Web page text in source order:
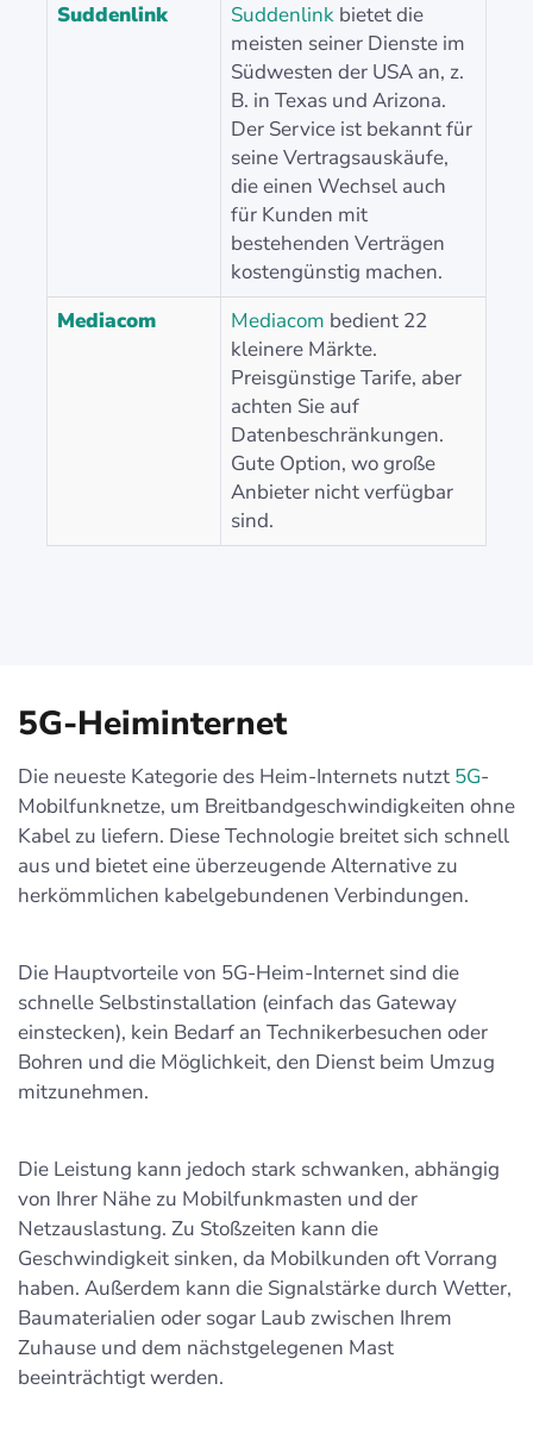
Suddenlink
Suddenlink bietet die
meisten seiner Dienste im
Südwesten der USA an, z.
B. in Texas und Arizona.
Der Service ist bekannt für
seine Vertragsauskäufe,
die einen Wechsel auch
für Kunden mit
bestehenden Verträgen
kostengünstig machen.
Mediacom
Mediacom bedient 22
kleinere Märkte.
Preisgünstige Tarife, aber
achten Sie auf
Datenbeschränkungen.
Gute Option, wo große
Anbieter nicht verfügbar
sind.
5G-Heiminternet
Die neueste Kategorie des Heim-Internets nutzt 5G-
Mobilfunknetze, um Breitbandgeschwindigkeiten ohne
Kabel zu liefern. Diese Technologie breitet sich schnell
aus und bietet eine überzeugende Alternative zu
herkömmlichen kabelgebundenen Verbindungen.
Die Hauptvorteile von 5G-Heim-Internet sind die
schnelle Selbstinstallation (einfach das Gateway
einstecken), kein Bedarf an Technikerbesuchen oder
Bohren und die Möglichkeit, den Dienst beim Umzug
mitzunehmen.
Die Leistung kann jedoch stark schwanken, abhängig
von Ihrer Nähe zu Mobilfunkmasten und der
Netzauslastung. Zu Stoßzeiten kann die
Geschwindigkeit sinken, da Mobilkunden oft Vorrang
haben. Außerdem kann die Signalstärke durch Wetter,
Baumaterialien oder sogar Laub zwischen Ihrem
Zuhause und dem nächstgelegenen Mast
beeinträchtigt werden.